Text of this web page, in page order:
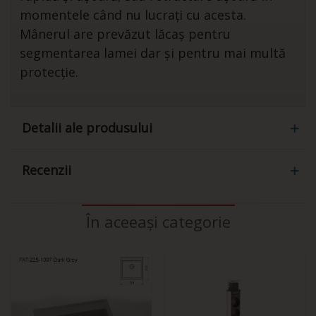
momentele când nu lucrați cu acesta.
Mânerul are prevăzut lăcaș pentru
segmentarea lamei dar și pentru mai multă
protecție.
Detalii ale produsului
Recenzii
În aceeași categorie